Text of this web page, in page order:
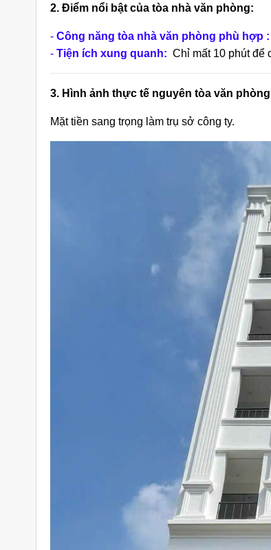
2. Điểm nổi bật của tòa nhà văn phòng:
- Công năng tòa nhà văn phòng phù hợp :
- Tiện ích xung quanh: Chỉ mất 10 phút để
3. Hình ảnh thực tế nguyên tòa văn
Mặt tiền sang trọng làm trụ sở công ty.